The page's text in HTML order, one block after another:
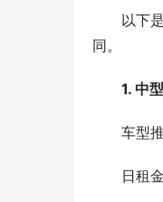
以下是
同。
1. 中
车型推
日租金